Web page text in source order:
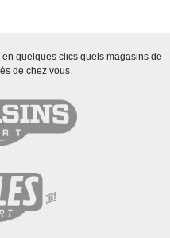
quelques clics quels magasins de
de chez vous.